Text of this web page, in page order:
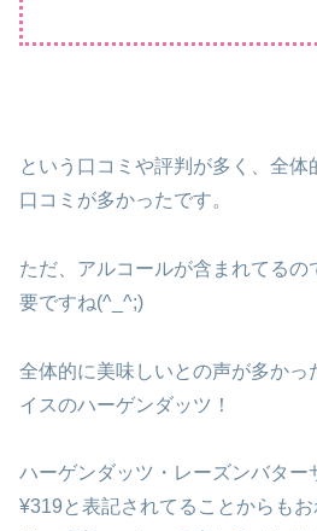
という口コミや評判が多く、全
口コミが多かったです。
ただ、アルコールが含まれてる
要ですね(^_^;)
全体的に美味しいとの声が多かっ
イスのハーゲンダッツ！
ハーゲンダッツ・レーズンバター
¥319と表記されてることからも